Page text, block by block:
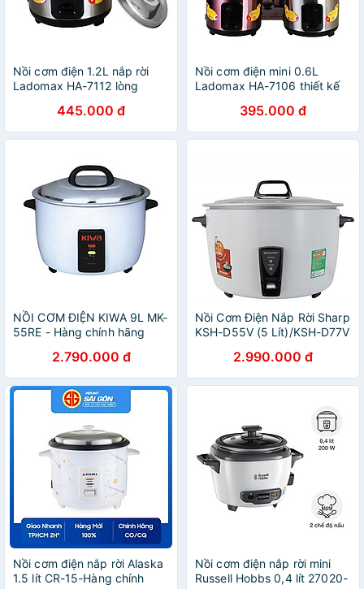
Nồi cơm điện 1.2L nắp rời
Ladomax HA-7112 lòng
chín mềm cho 3 - 4 người
ăn-hàng chính hãng
445.000 đ
Nồi cơm điện mini 0.6L
Ladomax HA-7106 thiết kế
cơm cho 1 - 2 người ăn-
Hàng chính hãng
395.000 đ
NỒI CƠM ĐIỆN KIWA 9L MK-
55RE - Hàng chính hãng
2.790.000 đ
Nồi Cơm Điện Nắp Rời Sharp
KSH-D55V (5 Lít)/KSH-D77V
hãng - Bảo Hành 12 Tháng
2.990.000 đ
Nồi cơm điện nắp rời Alaska
1.5 lít CR-15-Hàng chính
Nồi cơm điện nắp rời mini
Russell Hobbs 0,4 lít 27020-